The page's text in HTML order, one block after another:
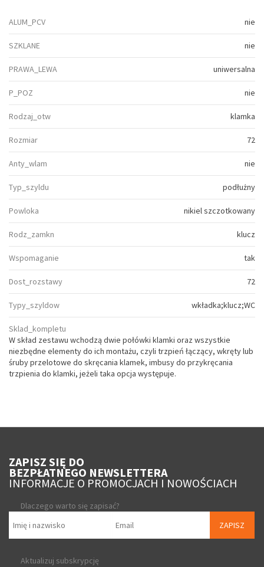
ALUM_PCV nie
SZKLANE nie
PRAWA_LEWA uniwersalna
P_POZ nie
Rodzaj_otw klamka
Rozmiar 72
Anty_wlam nie
Typ_szyldu podłużny
Powloka nikiel szczotkowany
Rodz_zamkn klucz
Wspomaganie tak
Dost_rozstawy 72
Typy_szyldow wkładka;klucz;WC
Sklad_kompletu
W skład zestawu wchodzą dwie połówki klamki oraz wszystkie
niezbędne elementy do ich montażu, czyli trzpień łączący, wkręty lub
śruby przelotowe do skręcania klamek, imbusy do przykręcania
trzpienia do klamki, jeżeli taka opcja występuje.
ZAPISZ SIĘ DO
BEZPŁATNEGO NEWSLETTERA
INFORMACJE O PROMOCJACH I NOWOŚCIACH
Dlaczego warto się zapisać?
ZAPISZ
Aktualizuj subskrypcję